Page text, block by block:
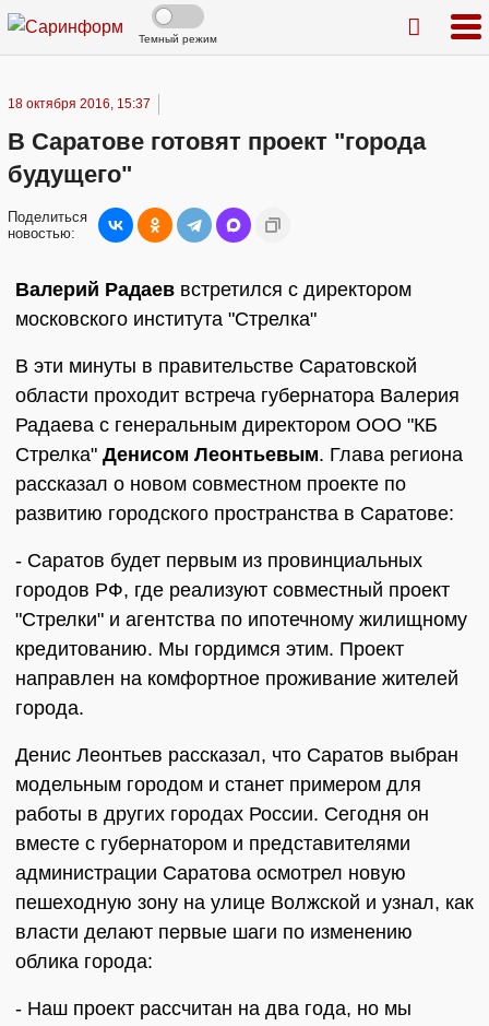
Темный режим
18 октября 2016, 15:37
В Саратове готовят проект "города
будущего"
Поделиться
новостью:
Валерий Радаев встретился с директором
московского института "Стрелка"
В эти минуты в правительстве Саратовской
области проходит встреча губернатора Валерия
Радаева с генеральным директором ООО "КБ
Стрелка" Денисом Леонтьевым. Глава региона
рассказал о новом совместном проекте по
развитию городского пространства в Саратове:
- Саратов будет первым из провинциальных
городов РФ, где реализуют совместный проект
"Стрелки" и агентства по ипотечному жилищному
кредитованию. Мы гордимся этим. Проект
направлен на комфортное проживание жителей
города.
Денис Леонтьев рассказал, что Саратов выбран
модельным городом и станет примером для
работы в других городах России. Сегодня он
вместе с губернатором и представителями
администрации Саратова осмотрел новую
пешеходную зону на улице Волжской и узнал, как
власти делают первые шаги по изменению
облика города:
- Наш проект рассчитан на два года, но мы